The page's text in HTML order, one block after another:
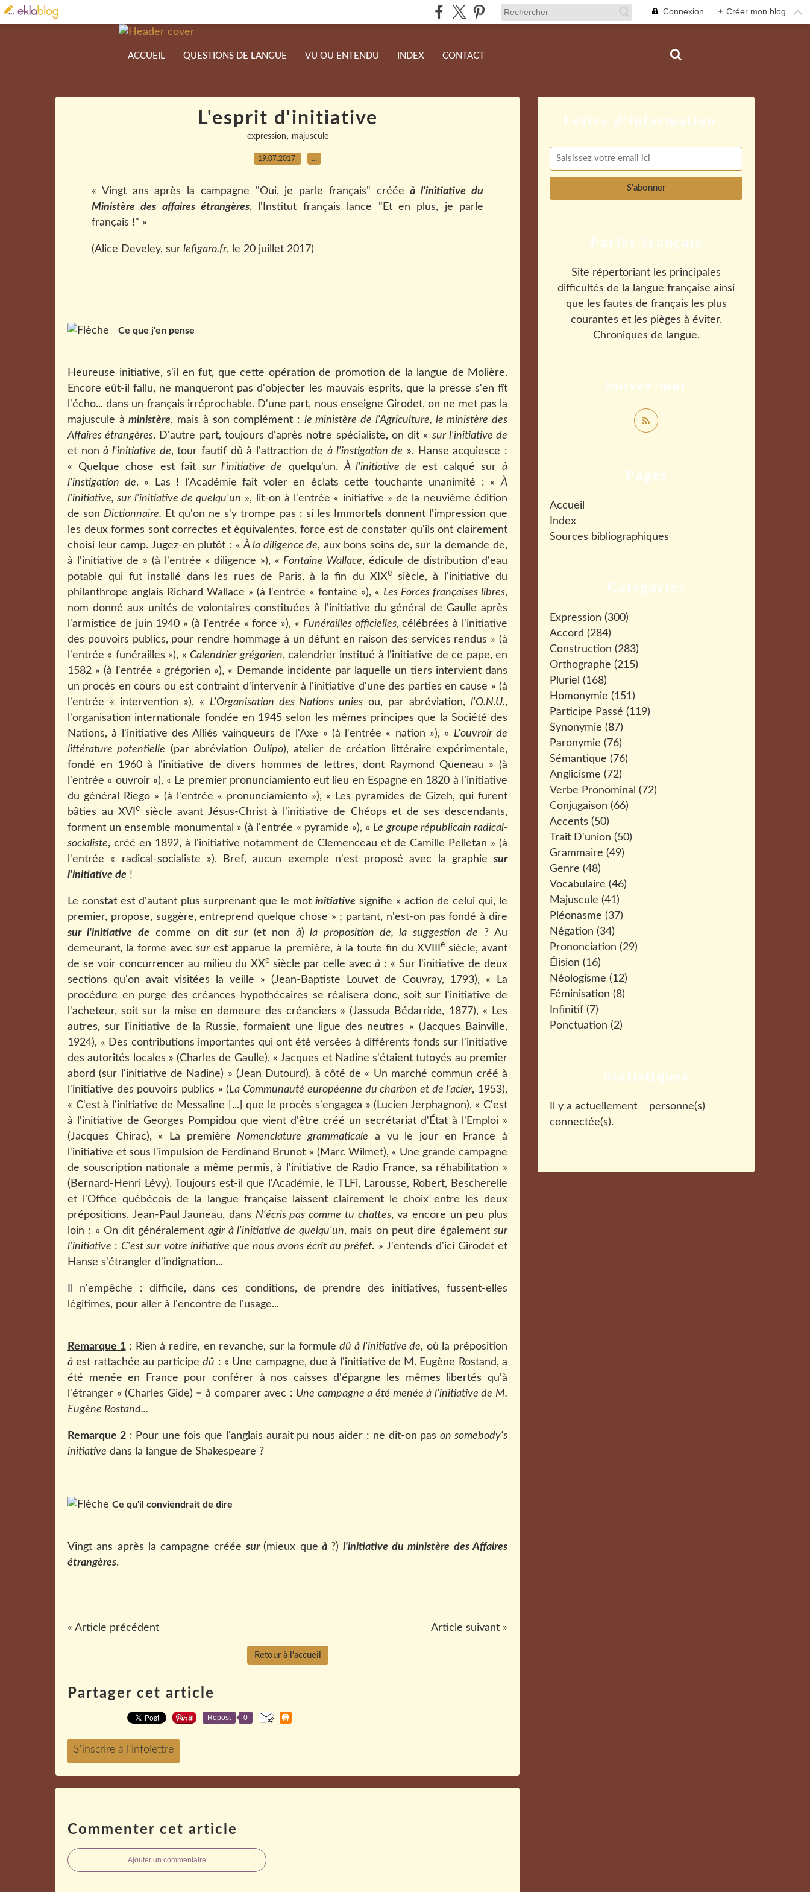
Connexion + Créer mon blog
ACCUEIL QUESTIONS DE LANGUE VU OU ENTENDU INDEX CONTACT
L'esprit d'initiative
expression, majuscule
19.07.2017 …
« Vingt ans après la campagne "Oui, je parle français" crééeà l'initiative du
Ministère des affaires étrangères, l'Institut français lance "Et en plus, je parle
français !" »
(Alice Develey, sur lefigaro.fr, le 20 juillet 2017)
Ce que j'en pense
Heureuse initiative, s'il en fut, que cette opération de promotion de la langue de Molière.
Encore eût-il fallu, ne manqueront pas d'objecter les mauvais esprits, que la presse s'en fît
l'écho... dans un français irréprochable. D'une part, nous enseigne Girodet, on ne met pas la
majuscule àministère, mais à son complément : le ministère de l'Agriculture, le ministère des
Affaires étrangères. D'autre part, toujours d'après notre spécialiste, on dit « sur l'initiative de
et nonà l'initiative de, tour fautif dû à l'attraction deà l'instigation de ». Hanse acquiesce :
« Quelque chose est fait sur l'initiative de quelqu'un.À l'initiative de est calqué surà
l'instigation de. » Las ! l'Académie fait voler en éclats cette touchante unanimité : «À
l'initiative, sur l'initiative de quelqu'un », lit-on à l'entrée « initiative » de la neuvième édition
de son Dictionnaire. Et qu'on ne s'y trompe pas : si les Immortels donnent l'impression que
les deux formes sont correctes et équivalentes, force est de constater qu'ils ont clairement
choisi leur camp. Jugez-en plutôt : «À la diligence de, aux bons soins de, sur la demande de,
à l'initiative de » (à l'entrée « diligence »), « Fontaine Wallace, édicule de distribution d'eau
potable qui fut installé dans les rues de Paris, à la fin du XIXe
siècle, à l'initiative du
philanthrope anglais Richard Wallace » (à l'entrée « fontaine »), « Les Forces françaises libres,
nom donné aux unités de volontaires constituées à l'initiative du général de Gaulle après
l'armistice de juin 1940 » (à l'entrée « force »), « Funérailles officielles, célébrées à l'initiative
des pouvoirs publics, pour rendre hommage à un défunt en raison des services rendus » (à
l'entrée « funérailles »), « Calendrier grégorien, calendrier institué à l'initiative de ce pape, en
1582 » (à l'entrée « grégorien »), « Demande incidente par laquelle un tiers intervient dans
un procès en cours ou est contraint d'intervenir à l'initiative d'une des parties en cause » (à
l'entrée « intervention »), « L'Organisation des Nations unies ou, par abréviation,l'O.N.U.,
l'organisation internationale fondée en 1945 selon les mêmes principes que la Société des
Nations, à l'initiative des Alliés vainqueurs de l'Axe » (à l'entrée « nation »), « L'ouvroir de
littérature potentielle (par abréviation Oulipo), atelier de création littéraire expérimentale,
fondé en 1960 à l'initiative de divers hommes de lettres, dont Raymond Queneau » (à
l'entrée « ouvroir »), « Le premier pronunciamiento eut lieu en Espagne en 1820 à l'initiative
du général Riego » (à l'entrée « pronunciamiento »), « Les pyramides de Gizeh, qui furent
bâties au XVIe
siècle avant Jésus-Christ à l'initiative de Chéops et de ses descendants,
forment un ensemble monumental » (à l'entrée « pyramide »), « Le groupe républicain radical-
socialiste, créé en 1892, à l'initiative notamment de Clemenceau et de Camille Pelletan » (à
l'entrée « radical-socialiste »). Bref, aucun exemple n'est proposé avec la graphie sur
l'initiative de !
Le constat est d'autant plus surprenant que le mot initiativesignifie « action de celui qui, le
premier, propose, suggère, entreprend quelque chose » ; partant, n'est-on pas fondé à dire
sur l'initiative decomme on ditsur (et non à) la proposition de, la suggestion de ? Au
demeurant, la forme avecsurest apparue la première, à la toute fin du XVIII esiècle, avant
de se voir concurrencer au milieu du XXe siècle par celle avec à : « Sur l'initiative de deux
sections qu'on avait visitées la veille » (Jean-Baptiste Louvet de Couvray, 1793), « La
procédure en purge des créances hypothécaires se réalisera donc, soit sur l'initiative de
l'acheteur, soit sur la mise en demeure des créanciers » (Jassuda Bédarride, 1877), « Les
autres, sur l'initiative de la Russie, formaient une ligue des neutres » (Jacques Bainville,
1924), « Des contributions importantes qui ont été versées à différents fonds sur l'initiative
des autorités locales » (Charles de Gaulle), « Jacques et Nadine s'étaient tutoyés au premier
abord (sur l'initiative de Nadine) » (Jean Dutourd), à côté de « Un marché commun créé à
l'initiative des pouvoirs publics » (La Communauté européenne du charbon et de l'acier, 1953),
« C'est à l'initiative de Messaline [...] que le procès s'engagea » (Lucien Jerphagnon), « C'est
à l'initiative de Georges Pompidou que vient d'être créé un secrétariat d'État à l'Emploi »
(Jacques Chirac), « La première Nomenclature grammaticale a vu le jour en France à
l'initiative et sous l'impulsion de Ferdinand Brunot » (Marc Wilmet), « Une grande campagne
de souscription nationale a même permis, à l'initiative de Radio France, sa réhabilitation »
(Bernard-Henri Lévy). Toujours est-il que l'Académie, le TLFi, Larousse, Robert, Bescherelle
et l'Office québécois de la langue française laissent clairement le choix entre les deux
prépositions. Jean-Paul Jauneau, dans N'écris pas comme tu chattes, va encore un peu plus
loin : « On dit généralementagir à l'initiative de quelqu'un, mais on peut dire également sur
l'initiative : C'est sur votre initiative que nous avons écrit au préfet. » J'entends d'ici Girodet et
Hanse s'étrangler d'indignation...
Il n'empêche : difficile, dans ces conditions, de prendre des initiatives, fussent-elles
légitimes, pour aller à l'encontre de l'usage...
Remarque 1: Rien à redire, en revanche, sur la formuledû à l'initiative de, où la préposition
à est rattachée au participedû : « Une campagne, due à l'initiative de M. Eugène Rostand, a
été menée en France pour conférer à nos caisses d'épargne les mêmes libertés qu'à
l'étranger » (Charles Gide) − à comparer avec : Une campagne a été menée à l'initiative de M.
Eugène Rostand...
Remarque 2: Pour une fois que l'anglais aurait pu nous aider : ne dit-on pason somebody's
initiative dans la langue de Shakespeare ?
Ce qu'il conviendrait de dire
Vingt ans après la campagne créée sur(mieux que à ?) l'initiative du ministère des Affaires
étrangères.
« Article précédent Article suivant »
Retour à l'accueil
Partager cet article
Repost 0
Commenter cet article
Ajouter un commentaire
Catégories
Expression (300)
Accord (284)
Construction (283)
Orthographe (215)
Pluriel (168)
Homonymie (151)
Participe Passé (119)
Synonymie (87)
Paronymie (76)
Sémantique (76)
Anglicisme (72)
Verbe Pronominal (72)
Conjugaison (66)
Accents (50)
Trait D'union (50)
Grammaire (49)
Genre (48)
Vocabulaire (46)
Majuscule (41)
Pléonasme (37)
Négation (34)
Prononciation (29)
Élision (16)
Néologisme (12)
Féminisation (8)
Infinitif (7)
Ponctuation (2)
Pages
Accueil
Index
Sources bibliographiques
Suivez-moi
Parler français
Site répertoriant les principales
difficultés de la langue française ainsi
que les fautes de français les plus
courantes et les pièges à éviter.
Chroniques de langue.
Statistiques
Il y a actuellement
personne(s)
connectée(s).